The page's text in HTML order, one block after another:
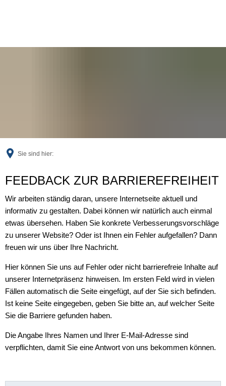
Sie sind hier:
Feedback
FEEDBACK ZUR BARRIEREFREIHEIT
Wir arbeiten ständig daran, unsere Internetseite aktuell und
informativ zu gestalten. Dabei können wir natürlich auch einmal
etwas übersehen. Haben Sie konkrete Verbesserungsvorschläge
zu unserer Website? Oder ist Ihnen ein Fehler aufgefallen? Dann
freuen wir uns über Ihre Nachricht.
Hier können Sie uns auf Fehler oder nicht barrierefreie Inhalte auf
unserer Internetpräsenz hinweisen. Im ersten Feld wird in vielen
Fällen automatisch die Seite eingefügt, auf der Sie sich befinden.
Ist keine Seite eingegeben, geben Sie bitte an, auf welcher Seite
Sie die Barriere gefunden haben.
Die Angabe Ihres Namen und Ihrer E-Mail-Adresse sind
verpflichten, damit Sie eine Antwort von uns bekommen können.